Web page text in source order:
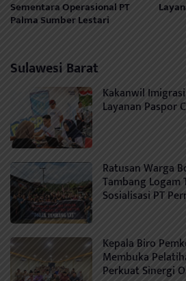
Sementara Operasional PT
Palma Sumber Lestari
Sulawesi Barat
Kakanwil
Layanan Paspor
Ratusan Warga
Tambang Logam
Sosialisasi PT
Kepala Biro
Membuka
Perkuat Sinergi